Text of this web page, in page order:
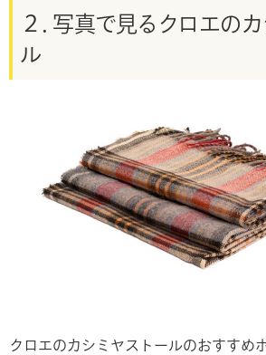
２．写真で見るクロエの
ル
クロエのカシミヤストールのおすすめ